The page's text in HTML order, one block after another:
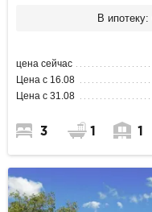
В ипотеку:
цена сейчас
Цена с 16.08
Цена с 31.08
3 1 1